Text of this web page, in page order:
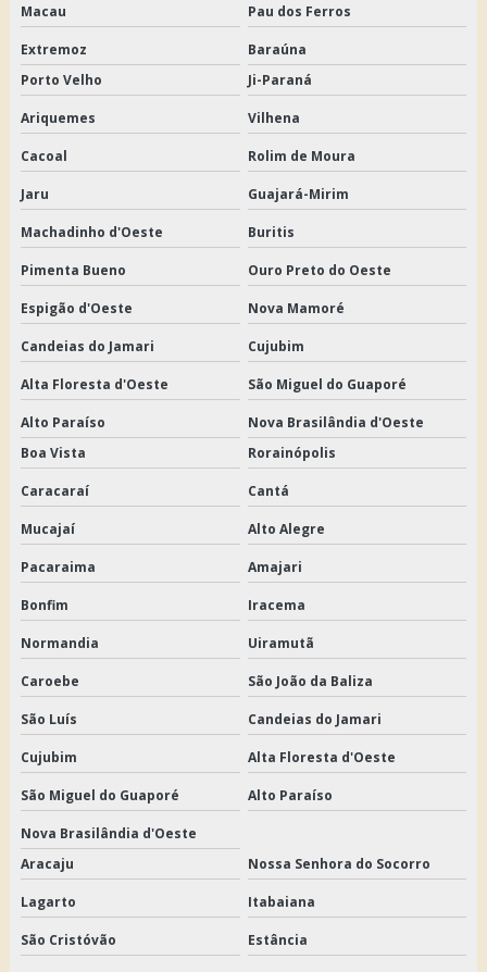
Macau Pau dos Ferros
Extremoz
Baraúna
Porto Velho
Ji-Paraná
Ariquemes Vilhena
Cacoal Rolim de Moura
Jaru Guajará-Mirim
Machadinho d'Oeste Buritis
Pimenta Bueno Ouro Preto do Oeste
Espigão d'Oeste Nova Mamoré
Candeias do Jamari Cujubim
Alta Floresta d'Oeste São Miguel do Guaporé
Alto Paraíso
Nova Brasilândia d'Oeste
Boa Vista
Rorainópolis
Caracaraí Cantá
Mucajaí Alto Alegre
Pacaraima Amajari
Bonfim Iracema
Normandia Uiramutã
Caroebe São João da Baliza
São Luís Candeias do Jamari
Cujubim Alta Floresta d'Oeste
São Miguel do Guaporé Alto Paraíso
Nova Brasilândia d'Oeste
Aracaju
Nossa Senhora do Socorro
Lagarto Itabaiana
São Cristóvão Estância